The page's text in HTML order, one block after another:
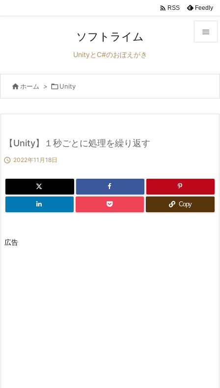


前へ
 RSS Feedly
ソフトライム
UnityとC#のおぼえがき
 ホーム > Unity
【Unity】１秒ごとに処理を繰り返す
 2022年11月18日
Copy
広告